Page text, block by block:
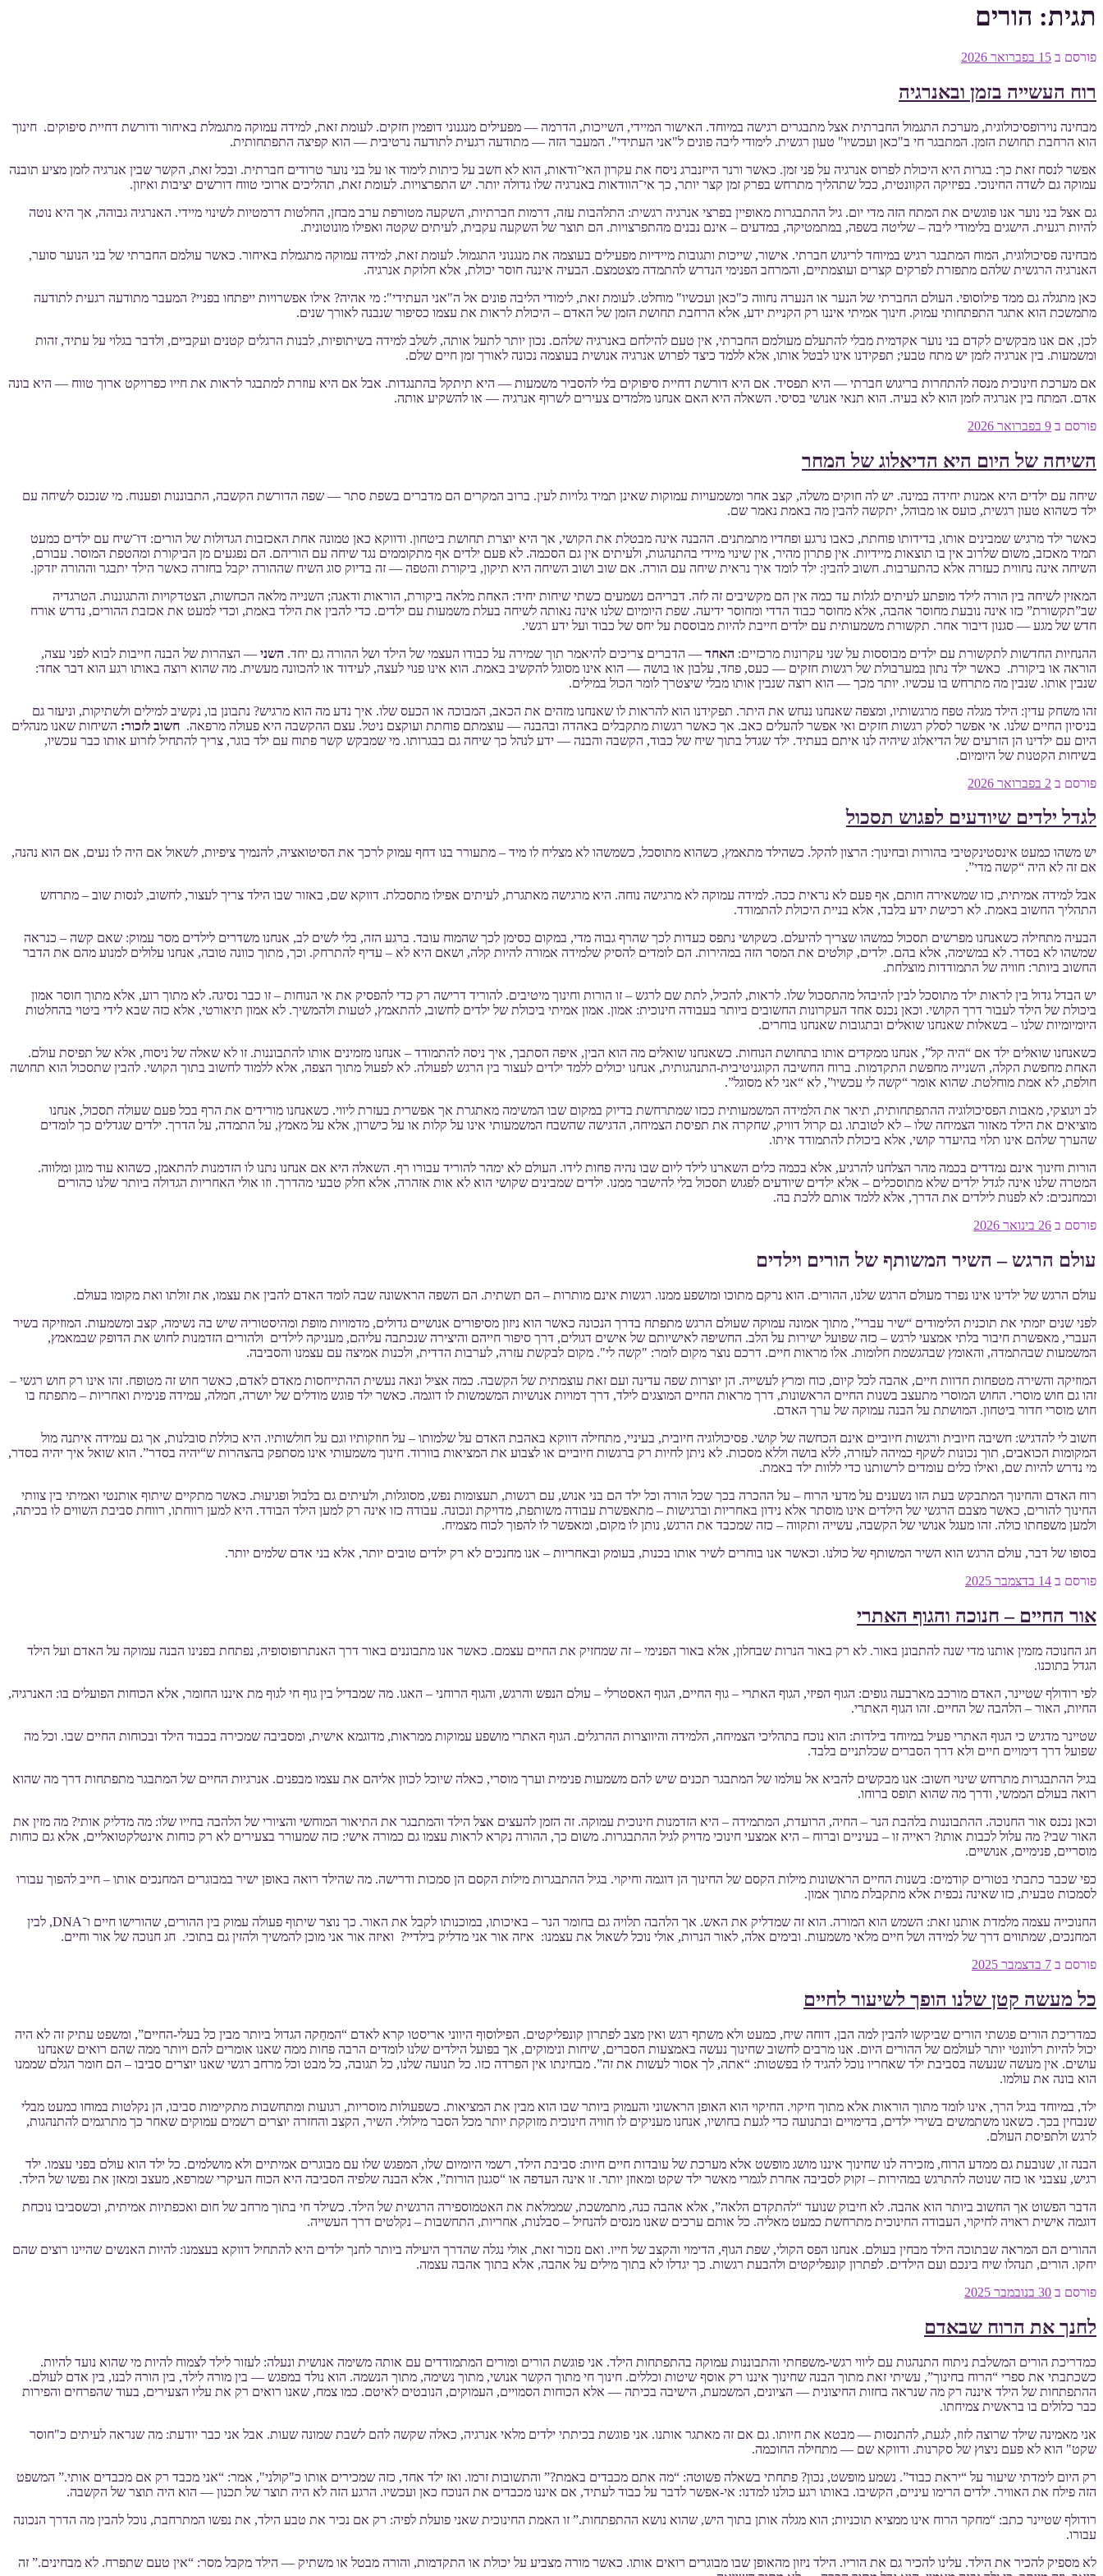
תגית: הורים
פורסם ב 15 בפברואר 2026
רוח העשייה בזמן ובאנרגיה
מבחינה נוירופסיכולוגית, מערכת התגמול החברתית אצל מתבגרים רגישה במיוחד. האישור המיידי, השייכות, הדרמה — מפעילים מנגנוני דופמין חזקים. לעומת זאת, למידה עמוקה מתגמלת באיחור ודורשת דחיית סיפוקים. חינוך
הוא הרחבת תחושת הזמן. המתבגר חי ב"כאן ועכשיו" טעון רגשית. לימודי ליבה פונים ל"אני העתידי". המעבר הזה — מתודעה רגעית לתודעה נרטיבית — הוא קפיצה התפתחותית.
אפשר לנסח זאת כך: בגרות היא היכולת לפרוס אנרגיה על פני זמן. כאשר ורנר הייזנברג ניסח את עקרון האי־ודאות, הוא לא חשב על כיתות לימוד או על בני נוער טרודים חברתית. ובכל זאת, הקשר שבין אנרגיה לזמן מציע תובנה
עמוקה גם לשדה החינוכי. בפיזיקה הקוונטית, ככל שתהליך מתרחש בפרק זמן קצר יותר, כך אי־הוודאות באנרגיה שלו גדולה יותר. יש התפרצויות. לעומת זאת, תהליכים ארוכי טווח דורשים יציבות ואיזון.
גם אצל בני נוער אנו פוגשים את המתח הזה מדי יום. גיל ההתבגרות מאופיין בפרצי אנרגיה רגשית: התלהבות עזה, דרמות חברתיות, השקעה מטורפת ערב מבחן, החלטות דרמטיות לשינוי מיידי. האנרגיה גבוהה, אך היא נוטה
להיות רגעית. הישגים בלימודי ליבה – שליטה בשפה, במתמטיקה, במדעים – אינם נבנים מהתפרצויות. הם תוצר של השקעה עקבית, לעיתים שקטה ואפילו מונוטונית.
מבחינה פסיכולוגית, המוח המתבגר רגיש במיוחד לריגוש חברתי. אישור, שייכות ותגובות מיידיות מפעילים בעוצמה את מנגנוני התגמול. לעומת זאת, למידה עמוקה מתגמלת באיחור. כאשר עולמם החברתי של בני הנוער סוער,
האנרגיה הרגשית שלהם מתפזרת לפרקים קצרים ועוצמתיים, והמרחב הפנימי הנדרש להתמדה מצטמצם. הבעיה איננה חוסר יכולת, אלא חלוקת אנרגיה.
כאן מתגלה גם ממד פילוסופי. העולם החברתי של הנער או הנערה נחווה כ"כאן ועכשיו" מוחלט. לעומת זאת, לימודי הליבה פונים אל ה"אני העתידי": מי אהיה? אילו אפשרויות ייפתחו בפניי? המעבר מתודעה רגעית לתודעה
מתמשכת הוא אתגר התפתחותי עמוק. חינוך אמיתי איננו רק הקניית ידע, אלא הרחבת תחושת הזמן של האדם – היכולת לראות את עצמו כסיפור שנבנה לאורך שנים.
לכן, אם אנו מבקשים לקדם בני נוער אקדמית מבלי להתעלם מעולמם החברתי, אין טעם להילחם באנרגיה שלהם. נכון יותר לתעל אותה, לשלב למידה בשיתופיות, לבנות הרגלים קטנים ועקביים, ולדבר בגלוי על עתיד, זהות
ומשמעות. בין אנרגיה לזמן יש מתח טבעי; תפקידנו אינו לבטל אותו, אלא ללמד כיצד לפרוש אנרגיה אנושית בעוצמה נכונה לאורך זמן חיים שלם.
אם מערכת חינוכית מנסה להתחרות בריגוש חברתי — היא תפסיד. אם היא דורשת דחיית סיפוקים בלי להסביר משמעות — היא תיתקל בהתנגדות. אבל אם היא עוזרת למתבגר לראות את חייו כפרויקט ארוך טווח — היא בונה
אדם. המתח בין אנרגיה לזמן הוא לא בעיה. הוא תנאי אנושי בסיסי. השאלה היא האם אנחנו מלמדים צעירים לשרוף אנרגיה — או להשקיע אותה.
פורסם ב 9 בפברואר 2026
השיחה של היום היא הדיאלוג של המחר
שיחה עם ילדים היא אמנות יחידה במינה. יש לה חוקים משלה, קצב אחר ומשמעויות עמוקות שאינן תמיד גלויות לעין. ברוב המקרים הם מדברים בשפת סתר — שפה הדורשת הקשבה, התבוננות ופענוח. מי שנכנס לשיחה עם
ילד כשהוא טעון רגשית, כועס או מבוהל, יתקשה להבין מה באמת נאמר שם.
כאשר ילד מרגיש שמבינים אותו, בדידותו פוחתת, כאבו נרגע ופחדיו מתמתנים. ההבנה אינה מבטלת את הקושי, אך היא יוצרת תחושת ביטחון. ודווקא כאן טמונה אחת האכזבות הגדולות של הורים: דו־שיח עם ילדים כמעט
תמיד מאכזב, משום שלרוב אין בו תוצאות מיידיות. אין פתרון מהיר, אין שינוי מיידי בהתנהגות, ולעיתים אין גם הסכמה. לא פעם ילדים אף מתקוממים נגד שיחה עם הוריהם. הם נפגעים מן הביקורת ומהטפת המוסר. עבורם,
השיחה אינה נחווית כעזרה אלא כהתערבות. חשוב להבין: ילד לומד איך נראית שיחה עם הורה. אם שוב ושוב השיחה היא תיקון, ביקורת והטפה — זה בדיוק סוג השיח שההורה יקבל בחזרה כאשר הילד יתבגר וההורה יזדקן.
המאזין לשיחה בין הורה לילד מופתע לעיתים לגלות עד כמה אין הם מקשיבים זה לזה. דבריהם נשמעים כשתי שיחות יחיד: האחת מלאה ביקורת, הוראות ודאגה; השנייה מלאה הכחשות, הצטדקויות והתגוננות. הטרגדיה
שב”תקשורת” כזו אינה נובעת מחוסר אהבה, אלא מחוסר כבוד הדדי ומחוסר ידיעה. שפת היומיום שלנו אינה נאותה לשיחה בעלת משמעות עם ילדים. כדי להבין את הילד באמת, וכדי למעט את אכזבת ההורים, נדרש אורח
חדש של מגע — סגנון דיבור אחר. תקשורת משמעותית עם ילדים חייבת להיות מבוססת על יחס של כבוד ועל ידע רגשי.
ההנחיות החדשות לתקשורת עם ילדים מבוססות על שני עקרונות מרכזיים: האחד — הדברים צריכים להיאמר תוך שמירה על כבודו העצמי של הילד ושל ההורה גם יחד. השני — הצהרות של הבנה חייבות לבוא לפני עצה,
הוראה או ביקורת. כאשר ילד נתון במערבולת של רגשות חזקים — כעס, פחד, עלבון או בושה — הוא אינו מסוגל להקשיב באמת. הוא אינו פנוי לעצה, לעידוד או להכוונה מעשית. מה שהוא רוצה באותו רגע הוא דבר אחד:
שנבין אותו. שנבין מה מתרחש בו עכשיו. יותר מכך — הוא רוצה שנבין אותו מבלי שיצטרך לומר הכול במילים.
זהו משחק עדין: הילד מגלה טפח מרגשותיו, ומצפה שאנחנו ננחש את היתר. תפקידנו הוא להראות לו שאנחנו מזהים את הכאב, המבוכה או הכעס שלו. איך נדע מה הוא מרגיש? נתבונן בו, נקשיב למילים ולשתיקות, וניעזר גם
בניסיון החיים שלנו. אי אפשר לסלק רגשות חזקים ואי אפשר להעלים כאב. אך כאשר רגשות מתקבלים באהדה ובהבנה — עוצמתם פוחתת ועוקצם ניטל. עצם ההקשבה היא פעולה מרפאה. חשוב לזכור: השיחות שאנו מנהלים
היום עם ילדינו הן הזרעים של הדיאלוג שיהיה לנו איתם בעתיד. ילד שגדל בתוך שיח של כבוד, הקשבה והבנה — ידע לנהל כך שיחה גם בבגרותו. מי שמבקש קשר פתוח עם ילד בוגר, צריך להתחיל לזרוע אותו כבר עכשיו,
בשיחות הקטנות של היומיום.
פורסם ב 2 בפברואר 2026
לגדל ילדים שיודעים לפגוש תסכול
יש משהו כמעט אינסטינקטיבי בהורות ובחינוך: הרצון להקל. כשהילד מתאמץ, כשהוא מתוסכל, כשמשהו לא מצליח לו מיד – מתעורר בנו דחף עמוק לרכך את הסיטואציה, להנמיך ציפיות, לשאול אם היה לו נעים, אם הוא נהנה,
אם זה לא היה “קשה מדי”.
אבל למידה אמיתית, כזו שמשאירה חותם, אף פעם לא נראית ככה. למידה עמוקה לא מרגישה נוחה. היא מרגישה מאתגרת, לעיתים אפילו מתסכלת. דווקא שם, באזור שבו הילד צריך לעצור, לחשוב, לנסות שוב – מתרחש
התהליך החשוב באמת. לא רכישת ידע בלבד, אלא בניית היכולת להתמודד.
הבעיה מתחילה כשאנחנו מפרשים תסכול כמשהו שצריך להיעלם. כשקושי נתפס כעדות לכך שהרף גבוה מדי, במקום כסימן לכך שהמוח עובד. ברגע הזה, בלי לשים לב, אנחנו משדרים לילדים מסר עמוק: שאם קשה – כנראה
שמשהו לא בסדר. לא במשימה, אלא בהם. ילדים, קולטים את המסר הזה במהירות. הם לומדים להסיק שלמידה אמורה להיות קלה, ושאם היא לא – עדיף להתרחק. וכך, מתוך כוונה טובה, אנחנו עלולים למנוע מהם את הדבר
החשוב ביותר: חוויה של התמודדות מוצלחת.
יש הבדל גדול בין לראות ילד מתוסכל לבין להיבהל מהתסכול שלו. לראות, להכיל, לתת שם לרגש – זו הורות וחינוך מיטיבים. להוריד דרישה רק כדי להפסיק את אי הנוחות – זו כבר נסיגה. לא מתוך רוע, אלא מתוך חוסר אמון
ביכולת של הילד לעבור דרך הקושי. וכאן נכנס אחד העקרונות החשובים ביותר בעבודה חינוכית: אמון. אמון אמיתי ביכולת של ילדים לחשוב, להתאמץ, לטעות ולהמשיך. לא אמון תיאורטי, אלא כזה שבא לידי ביטוי בהחלטות
היומיומיות שלנו – בשאלות שאנחנו שואלים ובתגובות שאנחנו בוחרים.
כשאנחנו שואלים ילד אם “היה קל”, אנחנו ממקדים אותו בתחושת הנוחות. כשאנחנו שואלים מה הוא הבין, איפה הסתבך, איך ניסה להתמודד – אנחנו מזמינים אותו להתבוננות. זו לא שאלה של ניסוח, אלא של תפיסת עולם.
האחת מחפשת הקלה, השנייה מחפשת התקדמות. ברוח החשיבה הקוגניטיבית-התנהגותית, אנחנו יכולים ללמד ילדים לעצור בין הרגש לפעולה. לא לפעול מתוך הצפה, אלא ללמוד לחשוב בתוך הקושי. להבין שתסכול הוא תחושה
חולפת, לא אמת מוחלטת. שהוא אומר “קשה לי עכשיו”, לא “אני לא מסוגל”.
לב ויגוצקי, מאבות הפסיכולוגיה ההתפתחותית, תיאר את הלמידה המשמעותית ככזו שמתרחשת בדיוק במקום שבו המשימה מאתגרת אך אפשרית בעזרת ליווי. כשאנחנו מורידים את הרף בכל פעם שעולה תסכול, אנחנו
מוציאים את הילד מאזור הצמיחה שלו – לא לטובתו. גם קרול דוויק, שחקרה את תפיסת הצמיחה, הדגישה שהשבח המשמעותי אינו על קלות או על כישרון, אלא על מאמץ, על התמדה, על הדרך. ילדים שגדלים כך לומדים
שהערך שלהם אינו תלוי בהיעדר קושי, אלא ביכולת להתמודד איתו.
הורות וחינוך אינם נמדדים בכמה מהר הצלחנו להרגיע, אלא בכמה כלים השארנו לילד ליום שבו נהיה פחות לידו. העולם לא ימהר להוריד עבורו רף. השאלה היא אם אנחנו נתנו לו הזדמנות להתאמן, כשהוא עוד מוגן ומלווה.
המטרה שלנו אינה לגדל ילדים שלא מתוסכלים – אלא ילדים שיודעים לפגוש תסכול בלי להישבר ממנו. ילדים שמבינים שקושי הוא לא אות אזהרה, אלא חלק טבעי מהדרך. וזו אולי האחריות הגדולה ביותר שלנו כהורים
וכמחנכים: לא לפנות לילדים את הדרך, אלא ללמד אותם ללכת בה.
פורסם ב 26 בינואר 2026
עולם הרגש – השיר המשותף של הורים וילדים
עולם הרגש של ילדינו אינו נפרד מעולם הרגש שלנו, ההורים. הוא נרקם מתוכו ומושפע ממנו. רגשות אינם מותרות – הם תשתית. הם השפה הראשונה שבה לומד האדם להבין את עצמו, את זולתו ואת מקומו בעולם.
לפני שנים יזמתי את תוכנית הלימודים “שיר עברי”, מתוך אמונה עמוקה שעולם הרגש מתפתח בדרך הנכונה כאשר הוא ניזון מסיפורים אנושיים גדולים, מדמויות מופת ומהיסטוריה שיש בה נשימה, קצב ומשמעות. המוזיקה בשיר
העברי, מאפשרת חיבור בלתי אמצעי לרגש – כזה שפועל ישירות על הלב. החשיפה לאישיותם של אישים דגולים, דרך סיפור חייהם והיצירה שנכתבה עליהם, מעניקה לילדים ולהורים הזדמנות לחוש את הדופק שבמאמץ,
המשמעות שבהתמדה, והאומץ שבהגשמת חלומות. אלו מראות חיים. דרכם נוצר מקום לומר: "קשה לי". מקום לבקשת עזרה, לערבות הדדית, ולכנות אמיצה עם עצמנו והסביבה.
המוזיקה והשירה מטפחות חדוות חיים, אהבה לכל קיום, כוח ומרץ לעשייה. הן יוצרות שפה עדינה ועם זאת עוצמתית של הקשבה. כמה אציל ונאה נעשית ההתייחסות מאדם לאדם, כאשר חוש זה מטופח. זהו אינו רק חוש רגשי –
זהו גם חוש מוסרי. החוש המוסרי מתעצב בשנות החיים הראשונות, דרך מראות החיים המוצגים לילד, דרך דמויות אנושיות המשמשות לו דוגמה. כאשר ילד פוגש מודלים של יושרה, חמלה, עמידה פנימית ואחריות – מתפתח בו
חוש מוסרי חדור ביטחון. המושתת על הבנה עמוקה של ערך האדם.
חשוב לי להדגיש: חשיבה חיובית ורגשות חיוביים אינם הכחשה של קושי. פסיכולוגיה חיובית, בעיניי, מתחילה דווקא באהבת האדם על שלמותו – על חוזקותיו וגם על חולשותיו. היא כוללת סובלנות, אך גם עמידה איתנה מול
המקומות הכואבים, תוך נכונות לשקף כמיהה לעזרה, ללא בושה וללא מסכות. לא ניתן לחיות רק ברגשות חיוביים או לצבוע את המציאות בוורוד. חינוך משמעותי אינו מסתפק בהצהרות ש“יהיה בסדר”. הוא שואל איך יהיה בסדר,
מי נדרש להיות שם, ואילו כלים עומדים לרשותנו כדי ללוות ילד באמת.
רוח האדם והחינוך המתבקש בעת הזו נשענים על מדעי הרוח – על ההכרה בכך שכל הורה וכל ילד הם בני אנוש, עם רגשות, תעצומות נפש, מסוגלות, ולעיתים גם בלבול ופגיעוּת. כאשר מתקיים שיתוף אותנטי ואמיתי בין צוותי
החינוך להורים, כאשר מצבם הרגשי של הילדים אינו מוסתר אלא נידון באחריות וברגישות – מתאפשרת עבודה משותפת, מדויקת ונכונה. עבודה כזו אינה רק למען הילד הבודד. היא למען רווחתו, רווחת סביבת השווים לו בכיתה,
ולמען משפחתו כולה. זהו מעגל אנושי של הקשבה, עשייה ותקווה – כזה שמכבד את הרגש, נותן לו מקום, ומאפשר לו להפוך לכוח מצמיח.
בסופו של דבר, עולם הרגש הוא השיר המשותף של כולנו. וכאשר אנו בוחרים לשיר אותו בכנות, בעומק ובאחריות – אנו מחנכים לא רק ילדים טובים יותר, אלא בני אדם שלמים יותר.
פורסם ב 14 בדצמבר 2025
אור החיים – חנוכה והגוף האתרי
חג החנוכה מזמין אותנו מדי שנה להתבונן באור. לא רק באור הנרות שבחלון, אלא באור הפנימי – זה שמחזיק את החיים עצמם. כאשר אנו מתבוננים באור דרך האנתרופוסופיה, נפתחת בפנינו הבנה עמוקה על האדם ועל הילד
הגדל בתוכנו.
לפי רודולף שטיינר, האדם מורכב מארבעה גופים: הגוף הפיזי, הגוף האתרי – גוף החיים, הגוף האסטרלי – עולם הנפש והרגש, והגוף הרוחני – האגו. מה שמבדיל בין גוף חי לגוף מת איננו החומר, אלא הכוחות הפועלים בו: האנרגיה,
החיות, האור – הלהבה של החיים. זהו הגוף האתרי.
שטיינר מדגיש כי הגוף האתרי פעיל במיוחד בילדות: הוא נוכח בתהליכי הצמיחה, הלמידה והיווצרות ההרגלים. הגוף האתרי מושפע עמוקות ממראות, מדוגמא אישית, ומסביבה שמכירה בכבוד הילד ובכוחות החיים שבו. וכל מה
שפועל דרך דימויים חיים ולא דרך הסברים שכלתניים בלבד.
בגיל ההתבגרות מתרחש שינוי חשוב: אנו מבקשים להביא אל עולמו של המתבגר תכנים שיש להם משמעות פנימית וערך מוסרי, כאלה שיוכל לכוון אליהם את עצמו מבפנים. אנרגיות החיים של המתבגר מתפתחות דרך מה שהוא
רואה בעולם הממשי, ודרך מה שהוא תופס ברוחו.
וכאן נכנס אור החנוכה. ההתבוננות בלהבת הנר – החיה, הרועדת, המתמידה – היא הזדמנות חינוכית עמוקה. זה הזמן להעצים אצל הילד והמתבגר את התיאור המוחשי והציורי של הלהבה בחייו שלו: מה מדליק אותי? מה מזין את
האור שבי? מה עלול לכבות אותו? ראייה זו – בעיניים וברוח – היא אמצעי חינוכי מדויק לגיל ההתבגרות. משום כך, ההורה נקרא לראות עצמו גם כמורה אישי: כזה שמעורר בצעירים לא רק כוחות אינטלקטואליים, אלא גם כוחות
מוסריים, פנימיים, אנושיים.
כפי שכבר כתבתי בטורים קודמים: בשנות החיים הראשונות מילות הקסם של החינוך הן דוגמה וחיקוי. בגיל ההתבגרות מילות הקסם הן סמכות ודרישה. מה שהילד רואה באופן ישיר במבוגרים המחנכים אותו – חייב להפוך עבורו
לסמכות טבעית, כזו שאינה נכפית אלא מתקבלת מתוך אמון.
החנוכייה עצמה מלמדת אותנו זאת: השמש הוא המורה. הוא זה שמדליק את האש. אך הלהבה תלויה גם בחומר הנר – באיכותו, במוכנותו לקבל את האור. כך נוצר שיתוף פעולה עמוק בין ההורים, שהורישו חיים ו־DNA, לבין
המחנכים, שמתווים דרך של למידה ושל חיים מלאי משמעות. ובימים אלה, לאור הנרות, אולי נוכל לשאול את עצמנו: איזה אור אני מדליק בילדיי? ואיזה אור אני מוכן להמשיך ולהזין גם בתוכי. חג חנוכה של אור וחיים.
פורסם ב 7 בדצמבר 2025
כל מעשה קטן שלנו הופך לשיעור לחיים
כמדריכת הורים פגשתי הורים שביקשו להבין למה הבן, דוחה שיח, כמעט ולא משתף רגש ואין מצב לפתרון קונפליקטים. הפילוסוף היווני אריסטו קרא לאדם “המחַקה הגדול ביותר מבין כל בעלי-החיים”, ומשפט עתיק זה לא היה
יכול להיות רלוונטי יותר לעולמם של ההורים היום. אנו מרבים לחשוב שחינוך נעשה באמצעות הסברים, שיחות ונימוקים, אך בפועל הילדים שלנו לומדים הרבה פחות ממה שאנו אומרים להם ויותר ממה שהם רואים שאנחנו
עושים. אין מעשה שנעשה בסביבת ילד שאחריו נוכל להגיד לו בפשטות: “אתה, לך אסור לעשות את זה”. מבחינתו אין הפרדה כזו. כל תנועה שלנו, כל תגובה, כל מבט וכל מרחב רגשי שאנו יוצרים סביבו – הם חומר הגלם שממנו
הוא בונה את עולמו.
ילד, במיוחד בגיל הרך, אינו לומד מתוך הוראות אלא מתוך חיקוי. החיקוי הוא האופן הראשוני והעמוק ביותר שבו הוא מבין את המציאות. כשפעולות מוסריות, רגועות ומתחשבות מתקיימות סביבו, הן נקלטות במוחו כמעט מבלי
שנבחין בכך. כשאנו משתמשים בשירי ילדים, בדימויים ובתנועה כדי לגעת בחושיו, אנחנו מעניקים לו חוויה חינוכית מזוקקת יותר מכל הסבר מילולי. השיר, הקצב והחזרה יוצרים רשמים עמוקים שאחר כך מתרגמים להתנהגות,
לרגש ולתפיסת העולם.
הבנה זו, שנובעת גם ממדע הרוח, מזכירה לנו שחינוך איננו מושג מופשט אלא מערכת של עובדות חיים חיות: סביבת הילד, רשמי היומיום שלו, המפגש שלו עם מבוגרים אמיתיים ולא מושלמים. כל ילד הוא עולם בפני עצמו. ילד
רגיש, עצבני או כזה שנוטה להתרגש במהירות – זקוק לסביבה אחרת לגמרי מאשר ילד שקט ומאוזן יותר. זו אינה העדפה או “סגנון הורות”, אלא הבנה שלפיה הסביבה היא הכוח העיקרי שמרפא, מעצב ומאזן את נפשו של הילד.
הדבר הפשוט אך החשוב ביותר הוא אהבה. לא חיבוק שנועד “להתקדם הלאה”, אלא אהבה כנה, מתמשכת, שממלאת את האטמוספירה הרגשית של הילד. כשילד חי בתוך מרחב של חום ואכפתיות אמיתית, וכשסביבו נוכחת
דוגמה אישית ראויה לחיקוי, העבודה החינוכית מתרחשת כמעט מאליה. כל אותם ערכים שאנו מנסים להנחיל – סבלנות, אחריות, התחשבות – נקלטים דרך העשייה.
ההורים הם המראה שבתוכה הילד מבחין בעולם. אנחנו הפס הקולי, שפת הגוף, הדימוי והקצב של חייו. ואם נזכור זאת, אולי נגלה שהדרך היעילה ביותר לחנך ילדים היא להתחיל דווקא בעצמנו: להיות האנשים שהיינו רוצים שהם
יחקו. הורים, תנהלו שיח בינכם ועם הילדים. לפתרון קונפליקטים ולהבעת רגשות. כך יגדלו לא בתוך מילים על אהבה, אלא בתוך אהבה עצמה.
פורסם ב 30 בנובמבר 2025
לחנך את הרוח שבאדם
כמדריכת הורים המשלבת ניתוח התנהגות עם ליווי רגשי-משפחתי והתבוננות עמוקה בהתפתחות הילד. אני פוגשת הורים ומורים המתמודדים עם אותה משימה אנושית ונעלה: לעזור לילד לצמוח להיות מי שהוא נועד להיות.
כשכתבתי את ספרי “הרוח בחינוך”, עשיתי זאת מתוך הבנה שחינוך איננו רק אוסף שיטות וכללים. חינוך חי מתוך הקשר אנושי, מתוך נשימה, מתוך הנשמה. הוא נולד במפגש — בין מורה לילד, בין הורה לבנו, בין אדם לעולם.
ההתפתחות של הילד איננה רק מה שנראה בחזות החיצונית — הציונים, המשמעת, הישיבה בכיתה — אלא הכוחות הסמויים, העמוקים, הנובטים לאיטם. כמו צמח, שאנו רואים רק את עליו הצעירים, בעוד שהפרחים והפירות
כבר כלולים בו בראשית צמיחתו.
אני מאמינה שילד שרוצה לזוז, לגעת, להתנסות — מבטא את חיותו. גם אם זה מאתגר אותנו. אני פוגשת בכיתתי ילדים מלאי אנרגיה, כאלה שקשה להם לשבת שמונה שעות. אבל אני כבר יודעת: מה שנראה לעיתים כ"חוסר
שקט" הוא לא פעם ניצוץ של סקרנות. ודווקא שם — מתחילה החוכמה.
רק היום לימדתי שיעור על “יראת כבוד”. נשמע מופשט, נכון? פתחתי בשאלה פשוטה: “מה אתם מכבדים באמת?” והתשובות זרמו. ואז ילד אחד, כזה שמכירים אותו כ"קולני", אמר: “אני מכבד רק אם מכבדים אותי.” המשפט
הזה פילח את האוויר. ילדים הרימו עיניים, הקשיבו. באותו רגע כולנו למדנו: אי-אפשר לדבר על כבוד לעתיד, אם איננו מכבדים את הנוכח כאן ועכשיו. הרגע הזה לא היה תוצר של תכנון — הוא היה תוצר של הקשבה.
רודולף שטיינר כתב: “מחקר הרוח אינו ממציא תוכניות; הוא מגלה אותן בתוך היש, שהוא נושא ההתפתחות.” זו האמת החינוכית שאני פועלת לפיה: רק אם נכיר את טבע הילד, את נפשו המתרחבת, נוכל להבין מה הדרך הנכונה
עבורו.
לא מספיק להכיר את הילד. עלינו להכיר גם את הוריו. הילד ניזון מהאופן שבו מבוגרים רואים אותו. כאשר מורה מצביע על יכולת או התקדמות, והורה מבטל או משתיק — הילד מקבל מסר: “אין טעם שתפרח. לא מבחינים.” זה